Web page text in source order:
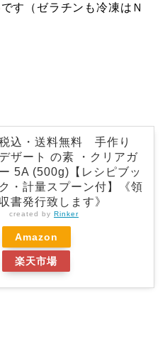
です（ゼラチンも冷凍はＮ
込・送料無料 手作り
デザート の素 ・クリアガ
ー 5A (500g)【レシピブッ
ク・計量スプーン付】《領
収書発行致します》
created by Rinker
Amazon
楽天市場